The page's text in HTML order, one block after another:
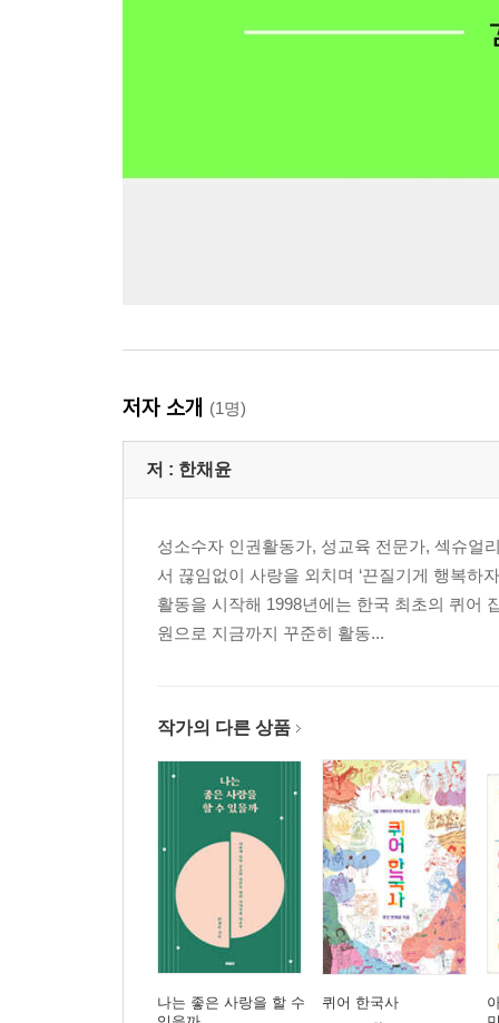
저자 소개 (1명)
저 : 한채윤
성소수자 인권활동가, 성교육 전문가, 섹슈얼
서 끊임없이 사랑을 외치며 ‘끈질기게 행복하
활동을 시작해 1998년에는 한국 최초의 퀴어
원으로 지금까지 꾸준히 활동...
작가의 다른 상품
나는 좋은 사랑을 할 수
퀴어 한국사